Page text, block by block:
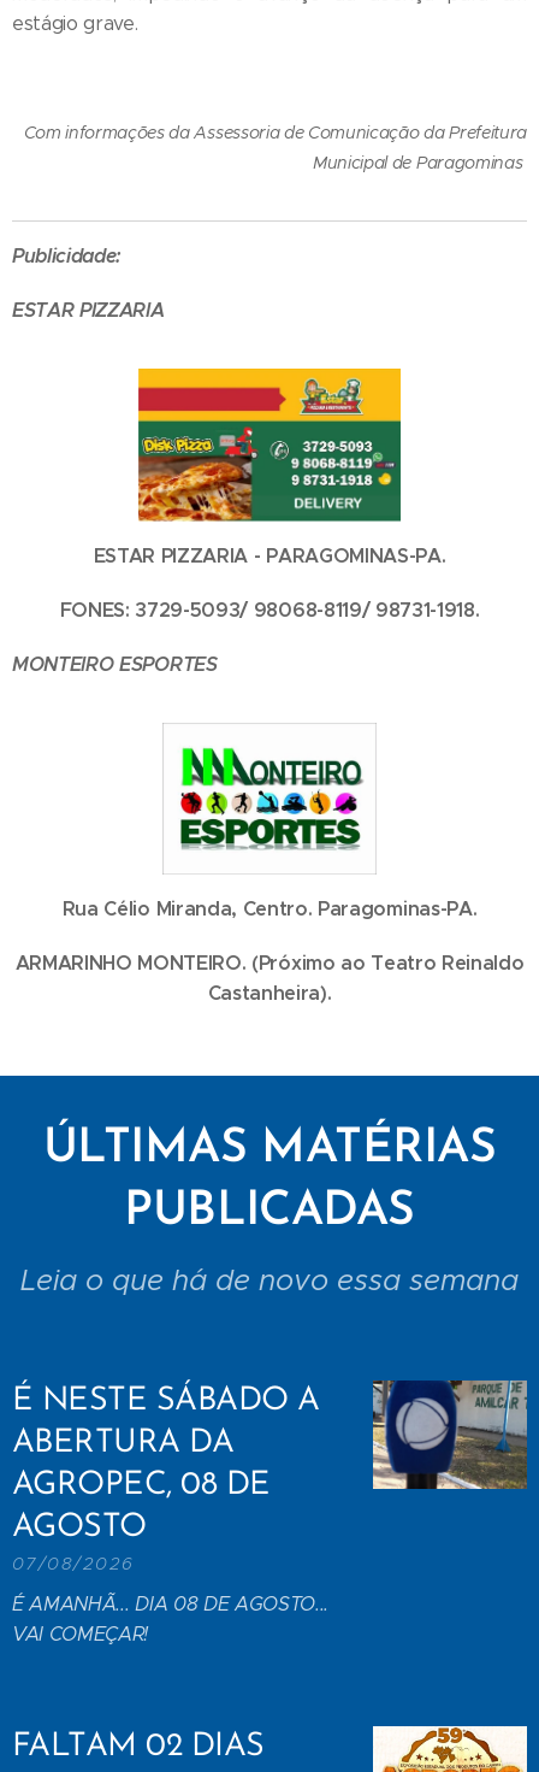
estágio grave.
Com informações da Assessoria de Comunicação da Prefeitura
Municipal de Paragominas
Publicidade:
ESTAR PIZZARIA
ESTAR PIZZARIA - PARAGOMINAS-PA.
FONES: 3729-5093/ 98068-8119/ 98731-1918.
MONTEIRO ESPORTES
Rua Célio Miranda, Centro. Paragominas-PA.
ARMARINHO MONTEIRO. (Próximo ao Teatro Reinaldo
Castanheira).
ÚLTIMAS MATÉRIAS
PUBLICADAS
Leia o que há de novo essa semana
É NESTE SÁBADO A
ABERTURA DA
AGROPEC, 08 DE
AGOSTO
07/08/2026
É AMANHÃ... DIA 08 DE AGOSTO...
VAI COMEÇAR!
FALTAM 02 DIAS